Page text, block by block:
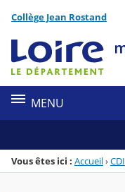
Menu de la rubrique
Contenu
Collège Jean Rostand
MENU
Vous êtes ici : Accueil›CDI